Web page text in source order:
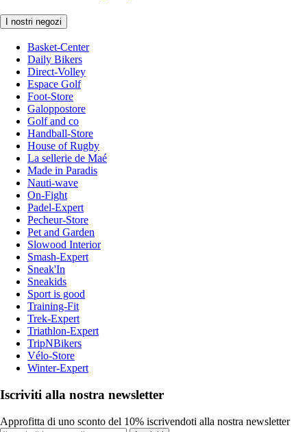
I nostri negozi
Basket-Center
Daily Bikers
Direct-Volley
Espace Golf
Foot-Store
Galoppostore
Golf and co
Handball-Store
House of Rugby
La sellerie de Maé
Made in Paradis
Nauti-wave
On-Fight
Padel-Expert
Pecheur-Store
Pet and Garden
Slowood Interior
Smash-Expert
Sneak'In
Sneakids
Sport is good
Training-Fit
Trek-Expert
Triathlon-Expert
TripNBikers
Vélo-Store
Winter-Expert
Iscriviti alla nostra newsletter
Approfitta di uno sconto del 10% iscrivendoti alla nostra newsletter